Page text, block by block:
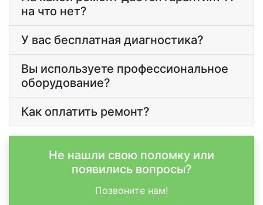
на что нет?
У вас бесплатная диагностика?
Вы используете профессиональное
оборудование?
Как оплатить ремонт?
Не нашли свою поломку или
появились вопросы?
Позвоните нам!